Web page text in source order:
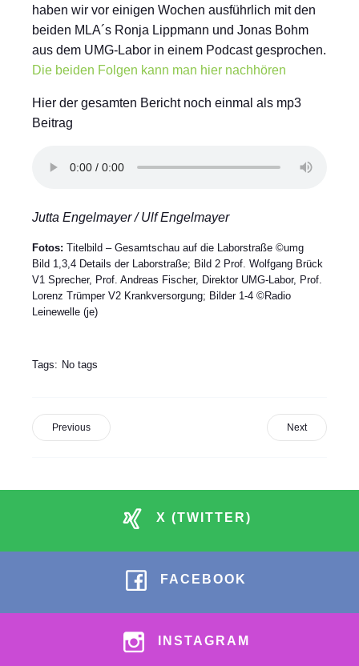
haben wir vor einigen Wochen ausführlich mit den
beiden MLA´s Ronja Lippmann und Jonas Bohm
aus dem UMG-Labor in einem Podcast gesprochen.
Die beiden Folgen kann man hier nachhören
Hier der gesamten Bericht noch einmal als mp3
Beitrag
Jutta Engelmayer / Ulf Engelmayer
Fotos: Titelbild – Gesamtschau auf die Laborstraße ©umg
Bild 1,3,4 Details der Laborstraße; Bild 2 Prof. Wolfgang Brück
V1 Sprecher, Prof. Andreas Fischer, Direktor UMG-Labor, Prof.
Lorenz Trümper V2 Krankversorgung; Bilder 1-4 ©Radio
Leinewelle (je)
Tags: No tags
Previous Next
X (TWITTER)
FACEBOOK
INSTAGRAM